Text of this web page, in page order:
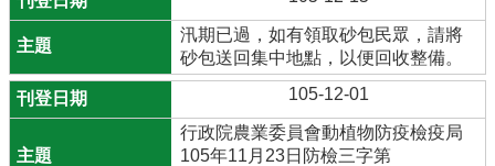
汛期已過，如有領取砂包民眾，請將
砂包送回集中地點，以便回收整備。
105-12-01
行政院農業委員會動植物防疫檢疫局
105年11月23日防檢三字第